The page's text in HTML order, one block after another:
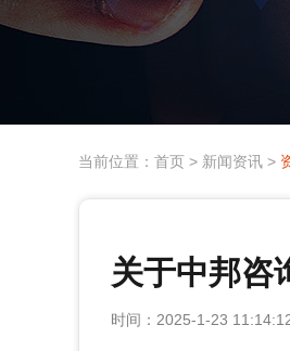
当前位置： 首页 > 新闻资讯 >
关于中邦咨
时间：2025-1-23